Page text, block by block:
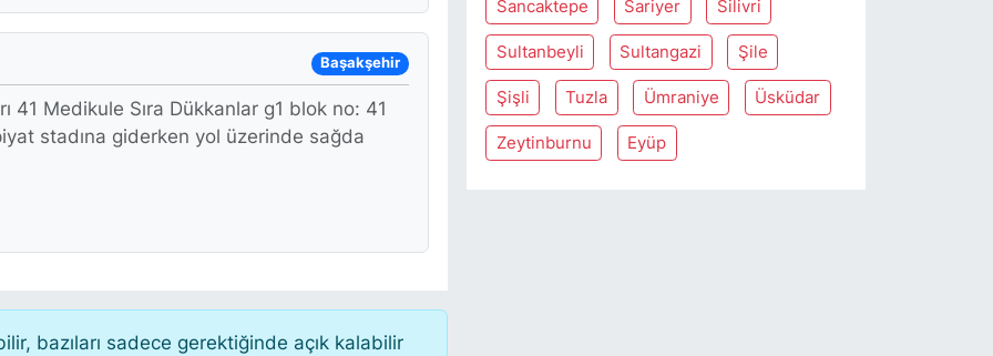
Başakşehir
41 Medikule Sıra Dükkanlar g1 blok no: 41
stadına giderken yol üzerinde sağda
bazıları sadece gerektiğinde açık kalabilir
Sancaktepe Sariyer Silivri
Sultanbeyli Sultangazi Şile
Şişli Tuzla Ümraniye Üsküdar
Zeytinburnu Eyüp